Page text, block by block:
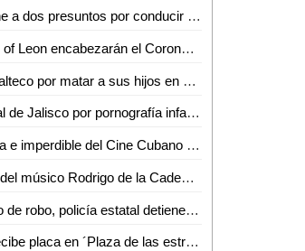
Policía estatal detiene a dos presuntos por conducir unidades con reporte de robo
The Strokes y Kings of Leon encabezarán el Corona Capital Guadalajara 2022
Extraditan a guatemalteco por matar a sus hijos en Tulancingo
Cae policía municipal de Jalisco por pornografía infantil
Lucía, cinta premiada e imperdible del Cine Cubano llega hoy a León
Hackean Whatsapp del músico Rodrigo de la Cadena; así estafan a la gente
Por el presunto delito de robo, policía estatal detiene a dos hombres
Magda Rodríguez recibe placa en ´Plaza de las estrellas´ en Televisa; así fue el emotivo homenaje